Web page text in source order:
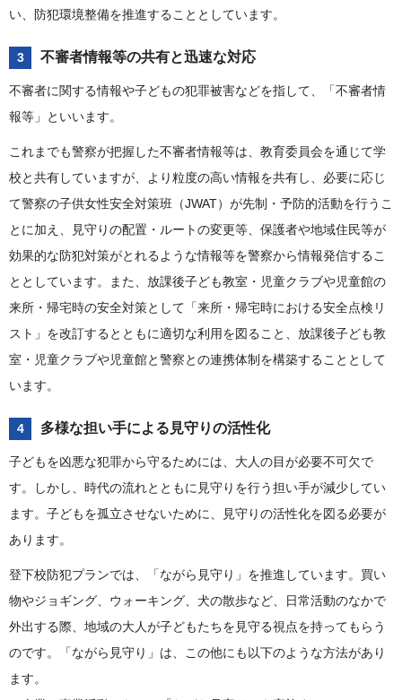
い、防犯環境整備を推進することとしています。
3 不審者情報等の共有と迅速な対応
不審者に関する情報や子どもの犯罪被害などを指して、「不審者情
報等」といいます。
これまでも警察が把握した不審者情報等は、教育委員会を通じて学
校と共有していますが、より粒度の高い情報を共有し、必要に応じ
て警察の子供女性安全対策班（JWAT）が先制・予防的活動を行うこ
とに加え、見守りの配置・ルートの変更等、保護者や地域住民等が
効果的な防犯対策がとれるような情報等を警察から情報発信するこ
ととしています。また、放課後子ども教室・児童クラブや児童館の
来所・帰宅時の安全対策として「来所・帰宅時における安全点検リ
スト」を改訂するとともに適切な利用を図ること、放課後子ども教
室・児童クラブや児童館と警察との連携体制を構築することとして
います。
4 多様な担い手による見守りの活性化
子どもを凶悪な犯罪から守るためには、大人の目が必要不可欠で
す。しかし、時代の流れとともに見守りを行う担い手が減少してい
ます。子どもを孤立させないために、見守りの活性化を図る必要が
あります。
登下校防犯プランでは、「ながら見守り」を推進しています。買い
物やジョギング、ウォーキング、犬の散歩など、日常活動のなかで
外出する際、地域の大人が子どもたちを見守る視点を持ってもらう
のです。「ながら見守り」は、この他にも以下のような方法があり
ます。